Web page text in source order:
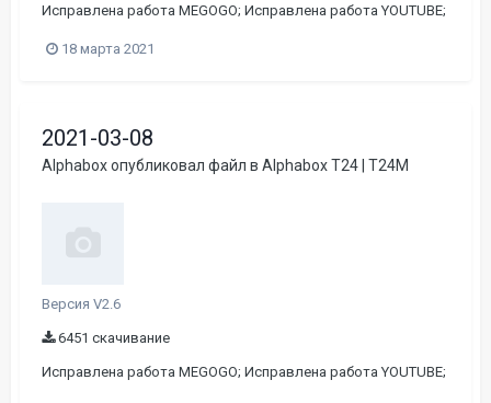
Исправлена работа MEGOGO; Исправлена работа YOUTUBE;
18 марта 2021
2021-03-08
Alphaboxопубликовал файл в Alphabox T24 | T24M
Версия V2.6
6451 скачивание
Исправлена работа MEGOGO; Исправлена работа YOUTUBE;